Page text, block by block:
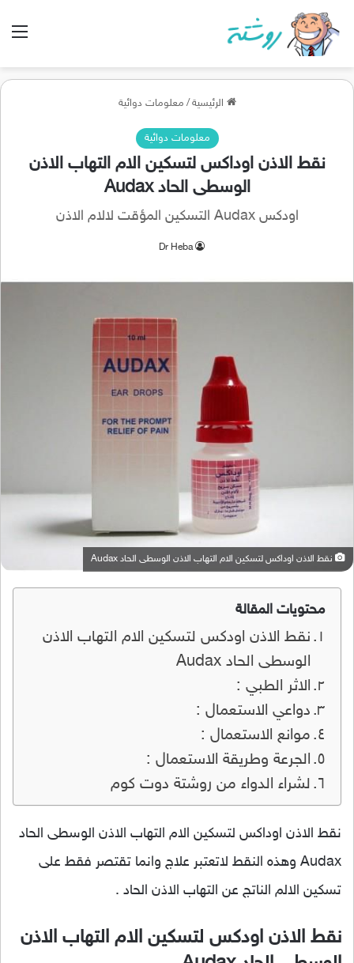
الرئيسية / معلومات دوائية
معلومات دوائية
نقط الاذن اوداكس لتسكين الام التهاب الاذن
الوسطى الحاد Audax
اودكس Audax التسكين المؤقت لالام الاذن
Dr Heba
نقط الاذن اوداكس لتسكين الام التهاب الاذن الوسطى الحاد Audax
محتويات المقالة
نقط الاذن اودكس لتسكين الام التهاب الاذن
الوسطى الحاد Audax
الاثر الطبي :
دواعي الاستعمال :
موانع الاستعمال :
الجرعة وطريقة الاستعمال :
لشراء الدواء من روشتة دوت كوم
نقط الاذن اوداكس لتسكين الام التهاب الاذن الوسطى الحاد
Audax وهذه النقط لاتعتبر علاج وانما تقتصر فقط على
تسكين الالم الناتج عن التهاب الاذن الحاد .
نقط الاذن اودكس لتسكين الام التهاب الاذن